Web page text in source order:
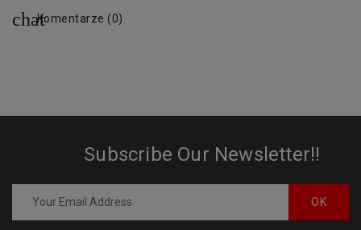
Komentarze (0)
Subscribe Our Newsletter!!